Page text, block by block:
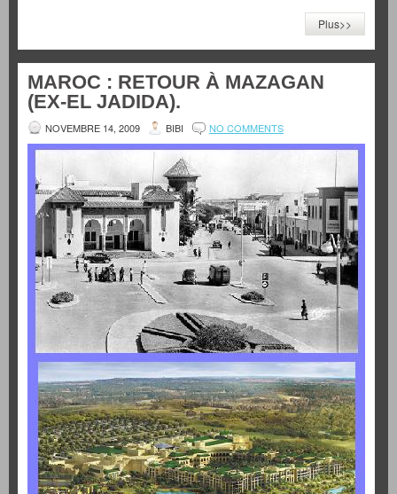
Plus>>
MAROC : RETOUR À MAZAGAN
(EX-EL JADIDA).
NOVEMBRE 14, 2009 BIBI NO COMMENTS